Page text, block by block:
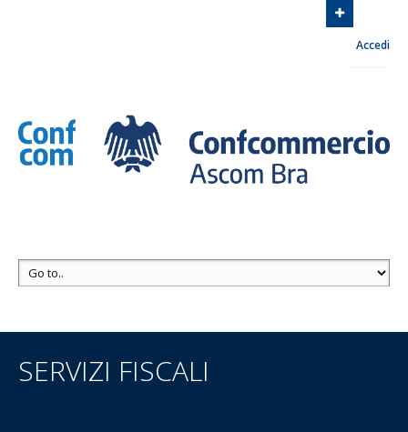
Via EuclideAccedi
SERVIZI FISCALI